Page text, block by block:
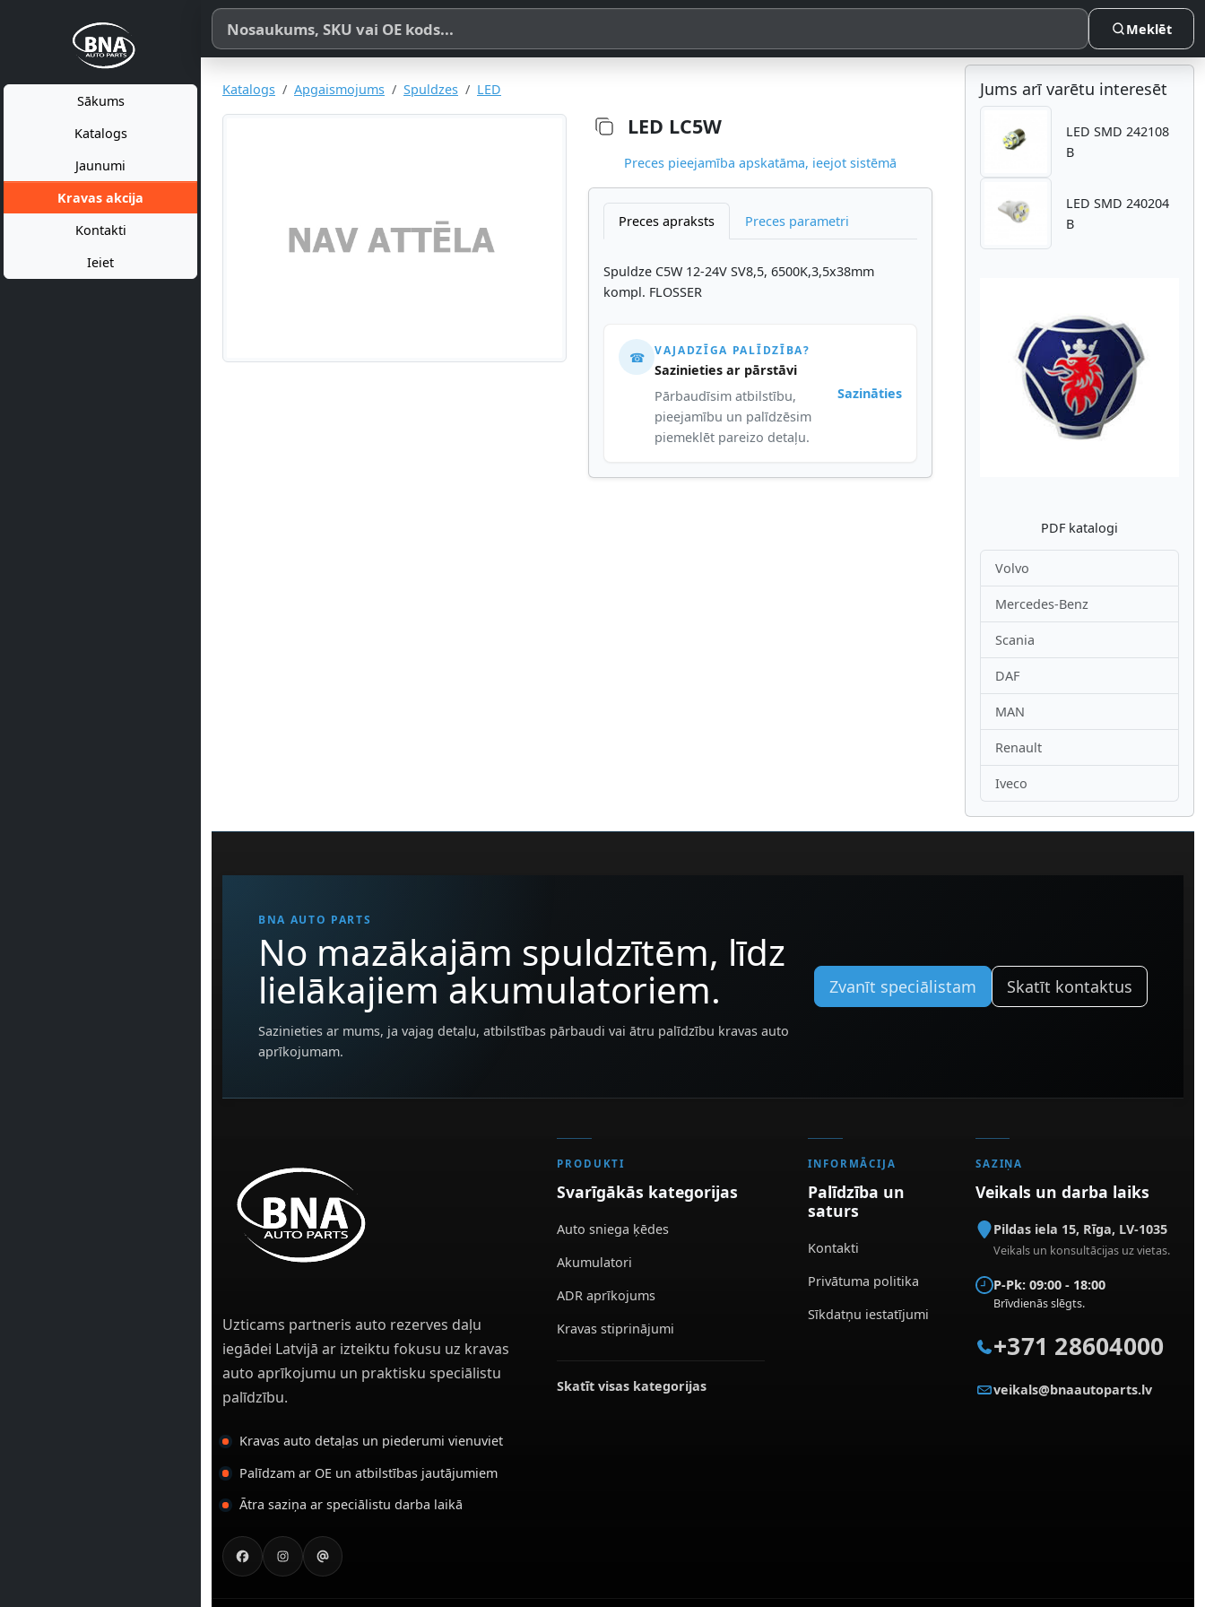
Sākums
Katalogs
Jaunumi
Kravas akcija
Kontakti
Ieiet
Meklēt pēc produkta nosaukuma, SKU vai OE koda
Meklēt
Katalogs Apgaismojums Spuldzes LED
LED LC5W
Preces pieejamība apskatāma, ieejot sistēmā
Preces apraksts Preces parametri
Spuldze C5W 12-24V SV8,5, 6500K,3,5x38mm
kompl. FLOSSER
☎ VAJADZĪGA PALĪDZĪBA?
Sazinieties ar pārstāvi
Pārbaudīsim atbilstību,
pieejamību un palīdzēsim
piemeklēt pareizo detaļu.
Sazināties
Jums arī varētu interesēt
LED SMD 242108
B
LED SMD 240204
B
Atpakaļ
PDF katalogi
Volvo
Mercedes-Benz
Scania
DAF
MAN
Renault
Iveco
BNA AUTO PARTS
No mazākajām spuldzītēm, līdz
lielākajiem akumulatoriem.
Sazinieties ar mums, ja vajag detaļu, atbilstības pārbaudi vai ātru palīdzību kravas auto
aprīkojumam.
Zvanīt speciālistam Skatīt kontaktus
Uzticams partneris auto rezerves daļu
iegādei Latvijā ar izteiktu fokusu uz kravas
auto aprīkojumu un praktisku speciālistu
palīdzību.
Kravas auto detaļas un piederumi vienuviet
Palīdzam ar OE un atbilstības jautājumiem
Ātra saziņa ar speciālistu darba laikā
PRODUKTI
Svarīgākās kategorijas
Auto sniega ķēdes
Akumulatori
ADR aprīkojums
Kravas stiprinājumi
Skatīt visas kategorijas
INFORMĀCIJA
Palīdzība un
saturs
Kontakti
Privātuma politika
Sīkdatņu iestatījumi
SAZIŅA
Veikals un darba laiks
Pildas iela 15, Rīga, LV-1035
Veikals un konsultācijas uz vietas.
P-Pk: 09:00 - 18:00
Brīvdienās slēgts.
+371 28604000
veikals@bnaautoparts.lv